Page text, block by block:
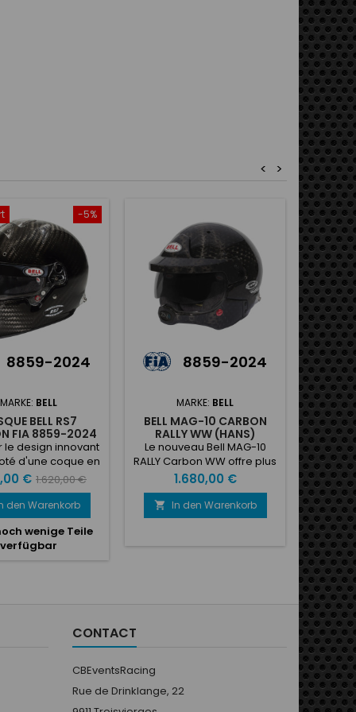
>
<
-5%
8859-2024
MARKE: BELL
BELL RS7
FIA 8859-2024
le design innovant
d'une coque en
ultra-légère,
le système de
exclusif à haute
de Bell, le RS7
aux coureurs
acoustique, des
comprend
de ventilation...
€ Verkaufspreis
1.620,00 €
den Warenkorb
wenige Teile
verfügbar
8859-2024
MARKE: BELL
BELL MAG-10 CARBON
RALLY WW (HANS)
Le nouveau Bell MAG-10
RALLY Carbon WW offre plus
de technologie que jamais
avec le système intégré
Zeronoise Wired-Wireless.
Le casque prend en charge
Preis
1.680,00 €
 In den Warenkorb 
Nur
CONTACT
CBEventsRacing
Rue de Drinklange, 22